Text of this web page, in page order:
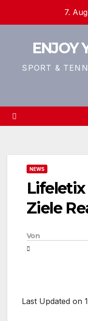
7.
ENJOY
SPORT &
NEWS
Lifeletix
Ziele
Von
Last Updated on